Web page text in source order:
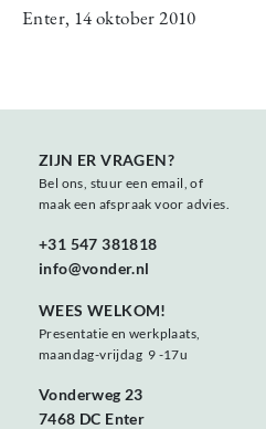
Enter, 14 oktober 2010
ZIJN ER VRAGEN?
Bel ons, stuur een email, of
maak een afspraak voor advies.
+31 547 381818
info@vonder.nl
WEES WELKOM!
Presentatie en werkplaats,
maandag-vrijdag 9 -17u
Vonderweg 23
7468 DC Enter